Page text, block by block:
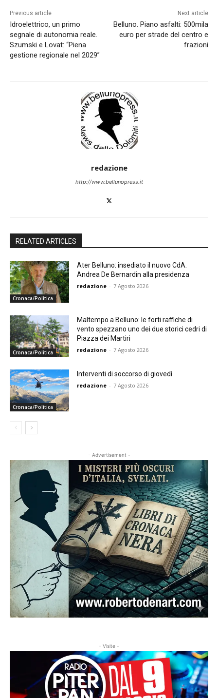
Previous article
Idroelettrico, un primo
segnale di autonomia reale.
Szumski e Lovat: “Piena
gestione regionale nel 2029”
Next article
Belluno. Piano asfalti: 500mila
euro per strade del centro e
frazioni
redazione
http://www.bellunopress.it
RELATED ARTICLES
Cronaca/Politica
Ater Belluno: insediato il nuovo CdA.
Andrea De Bernardin alla presidenza
redazione - 7 Agosto 2026
Cronaca/Politica
Maltempo a Belluno: le forti raffiche di
vento spezzano uno dei due storici cedri di
Piazza dei Martiri
redazione - 7 Agosto 2026
Cronaca/Politica
Interventi di soccorso di giovedì
redazione - 7 Agosto 2026
- Advertisement -
- Visite -